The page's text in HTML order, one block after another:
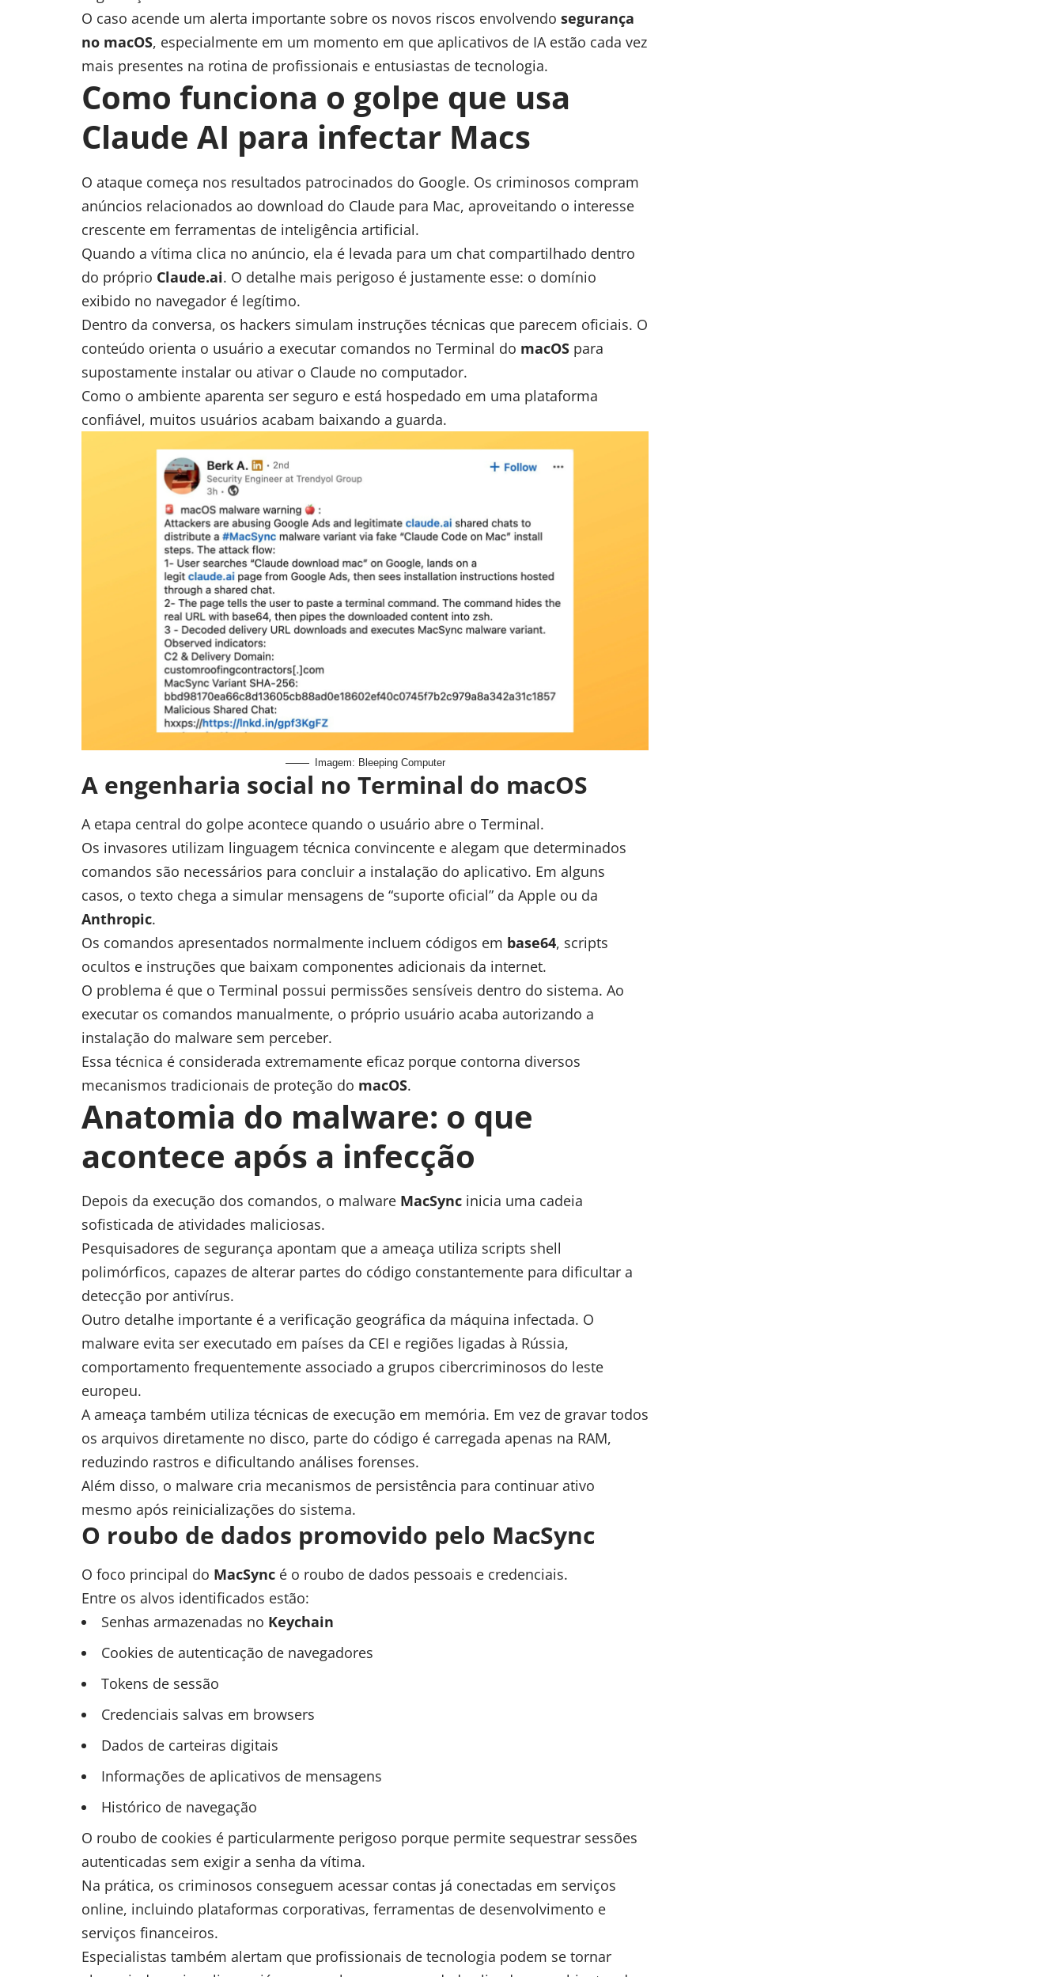
O caso acende um alerta importante sobre os novos riscos envolvendo segurança
no macOS, especialmente em um momento em que aplicativos de IA estão cada vez
mais presentes na rotina de profissionais e entusiastas de tecnologia.
Como funciona o golpe que usa
Claude AI para infectar Macs
O ataque começa nos resultados patrocinados do Google. Os criminosos compram
anúncios relacionados ao download do Claude para Mac, aproveitando o interesse
crescente em ferramentas de inteligência artificial.
Quando a vítima clica no anúncio, ela é levada para um chat compartilhado dentro
do próprio Claude.ai. O detalhe mais perigoso é justamente esse: o domínio
exibido no navegador é legítimo.
Dentro da conversa, os hackers simulam instruções técnicas que parecem oficiais. O
conteúdo orienta o usuário a executar comandos no Terminal do macOS para
supostamente instalar ou ativar o Claude no computador.
Como o ambiente aparenta ser seguro e está hospedado em uma plataforma
confiável, muitos usuários acabam baixando a guarda.
Imagem: Bleeping Computer
A engenharia social no Terminal do macOS
A etapa central do golpe acontece quando o usuário abre o Terminal.
Os invasores utilizam linguagem técnica convincente e alegam que determinados
comandos são necessários para concluir a instalação do aplicativo. Em alguns
casos, o texto chega a simular mensagens de “suporte oficial” da Apple ou da
Anthropic.
Os comandos apresentados normalmente incluem códigos em base64, scripts
ocultos e instruções que baixam componentes adicionais da internet.
O problema é que o Terminal possui permissões sensíveis dentro do sistema. Ao
executar os comandos manualmente, o próprio usuário acaba autorizando a
instalação do malware sem perceber.
Essa técnica é considerada extremamente eficaz porque contorna diversos
mecanismos tradicionais de proteção do macOS.
Anatomia do malware: o que
acontece após a infecção
Depois da execução dos comandos, o malware MacSync inicia uma cadeia
sofisticada de atividades maliciosas.
Pesquisadores de segurança apontam que a ameaça utiliza scripts shell
polimórficos, capazes de alterar partes do código constantemente para dificultar a
detecção por antivírus.
Outro detalhe importante é a verificação geográfica da máquina infectada. O
malware evita ser executado em países da CEI e regiões ligadas à Rússia,
comportamento frequentemente associado a grupos cibercriminosos do leste
europeu.
A ameaça também utiliza técnicas de execução em memória. Em vez de gravar todos
os arquivos diretamente no disco, parte do código é carregada apenas na RAM,
reduzindo rastros e dificultando análises forenses.
Além disso, o malware cria mecanismos de persistência para continuar ativo
mesmo após reinicializações do sistema.
O roubo de dados promovido pelo MacSync
O foco principal do MacSync é o roubo de dados pessoais e credenciais.
Entre os alvos identificados estão:
Senhas armazenadas no Keychain
Cookies de autenticação de navegadores
Tokens de sessão
Credenciais salvas em browsers
Dados de carteiras digitais
Informações de aplicativos de mensagens
Histórico de navegação
O roubo de cookies é particularmente perigoso porque permite sequestrar sessões
autenticadas sem exigir a senha da vítima.
Na prática, os criminosos conseguem acessar contas já conectadas em serviços
online, incluindo plataformas corporativas, ferramentas de desenvolvimento e
serviços financeiros.
Especialistas também alertam que profissionais de tecnologia podem se tornar